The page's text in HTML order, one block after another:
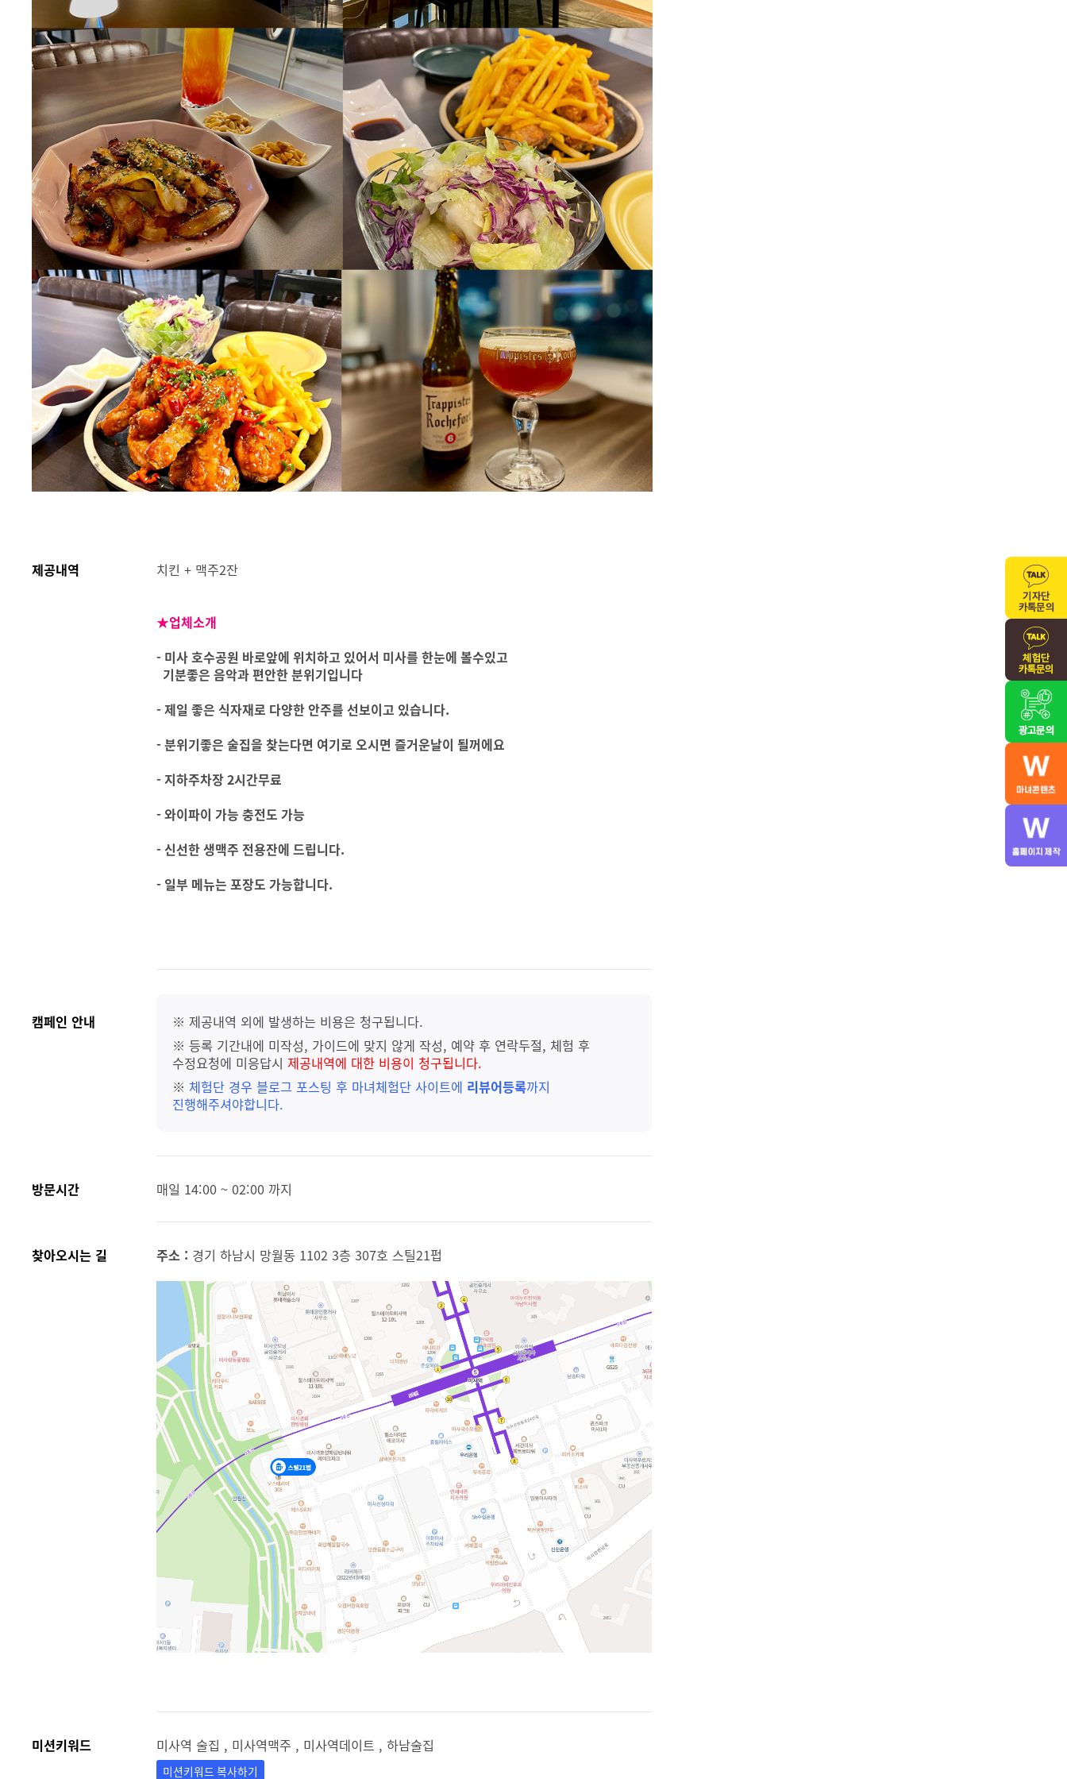
제공내역 치킨 + 맥주2잔
★업체소개
- 미사 호수공원 바로앞에 위치하고 있어서 미사를 한눈에 볼수있고
기분좋은 음악과 편안한 분위기입니다
- 제일 좋은 식자재로 다양한 안주를 선보이고 있습니다.
- 분위기좋은 술집을 찾는다면 여기로 오시면 즐거운날이 될꺼에요
- 지하주차장 2시간무료
- 와이파이 가능 충전도 가능
- 신선한 생맥주 전용잔에 드립니다.
- 일부 메뉴는 포장도 가능합니다.
캠페인 안내
※ 제공내역 외에 발생하는 비용은 청구됩니다.
※ 등록 기간내에 미작성, 가이드에 맞지 않게 작성, 예약 후 연락두절, 체험 후
수정요청에 미응답시 제공내역에 대한 비용이 청구됩니다.
※ 체험단 경우 블로그 포스팅 후 마녀체험단 사이트에 리뷰어등록까지
진행해주셔야합니다.
방문시간 매일 14:00 ~ 02:00 까지
찾아오시는 길 주소 : 경기 하남시 망월동 1102 3층 307호 스틸21펍
미션키워드 미사역 술집 , 미사역맥주 , 미사역데이트 , 하남술집
미션키워드 복사하기